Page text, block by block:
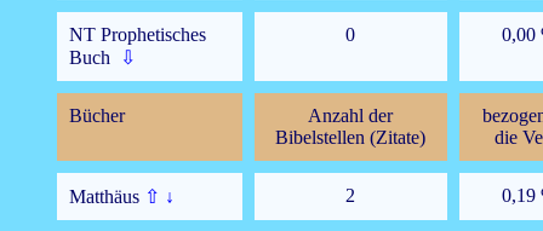
NT Prophetisches
Buch
⇩
0 0,00
Bücher
Anzahl der
Bibelstellen (Zitate)
die
Matthäus⇧ ↓ 2 0,19